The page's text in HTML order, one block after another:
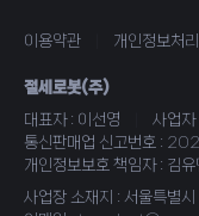
이용약관 개인정보처
절세로봇(주)
대표자 : 이선영
사업
통신판매업 신고번호 :
개인정보보호 책임자 : 김유
사업장 소재지 : 서울특